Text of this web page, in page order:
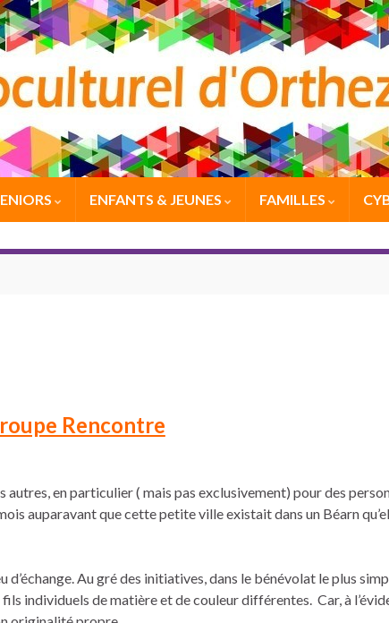
ENFANTS & JEUNES FAMILLES
Rencontre
autres, en particulier ( mais pas exclusivement) pour des
auparavant que cette petite ville existait dans un Béarn
Au gré des initiatives, dans le bénévolat le plus
fils individuels de matière et de couleur différentes. Car, à